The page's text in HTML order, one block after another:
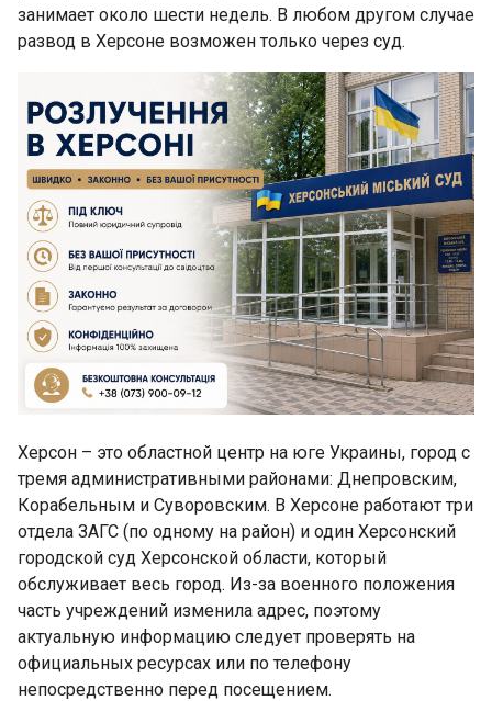
занимает около шести недель. В любом другом случае
развод в Херсоне возможен только через суд.
Херсон – это областной центр на юге Украины, город с
тремя административными районами: Днепровским,
Корабельным и Суворовским. В Херсоне работают три
отдела ЗАГС (по одному на район) и один Херсонский
городской суд Херсонской области, который
обслуживает весь город. Из-за военного положения
часть учреждений изменила адрес, поэтому
актуальную информацию следует проверять на
официальных ресурсах или по телефону
непосредственно перед посещением.